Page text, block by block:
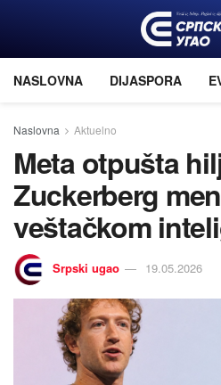
NASLOVNA DIJASPORA
Naslovna Aktuelno
Meta otpušta
Zuckerberg
veštačkom
Srpski ugao 19.05.2026